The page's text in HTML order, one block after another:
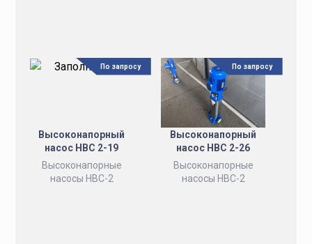
Высоконапорный
насос НВС 2-19
Высоконапорные
насосы НВС-2
По запросу
Высоконапорный
насос НВС 2-26
Высоконапорные
насосы НВС-2
По запросу